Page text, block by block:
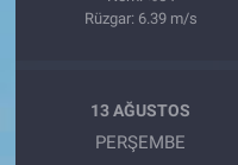
Rüzgar: 6.39 m/s
13 AĞUSTOS
PERŞEMBE